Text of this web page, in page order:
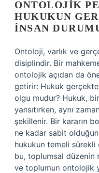
ONTOLOJIK
HUKUKUN
İNSAN
Ontoloji, varlık ve
disiplindir. Bir
ontolojik açıdan da
getirir: Hukuk
olgu mudur? Hukuk,
yansıtırken, aynı
şekillenir. Bir kararın
ne kadar sabit
hukukun temeli
bu, toplumsal düzenin
ve toplumun ontolojik